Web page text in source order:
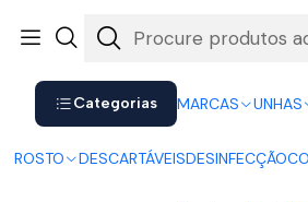
Categorias MARCAS UNHAS
ROSTO DESCARTÁVEISDESINFECÇÃO
Shop now. Pay later with